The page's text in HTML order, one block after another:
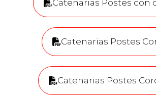
Catenarias Postes con
Catenarias Postes
Catenarias Postes